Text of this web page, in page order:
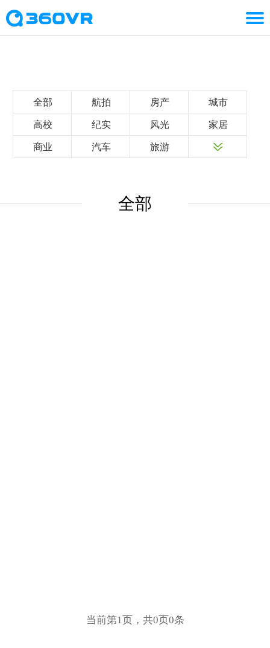
全部 航拍 房产 城市
高校 纪实 风光 家居
商业 汽车 旅游
全部
当前第1页，共0页0条